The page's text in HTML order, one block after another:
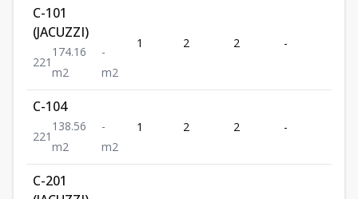
C-101
(JACUZZI)
221
174.16
m2
-
m2
1 2 2 -
C-104
221
138.56
m2
-
m2
1 2 2 -
C-201